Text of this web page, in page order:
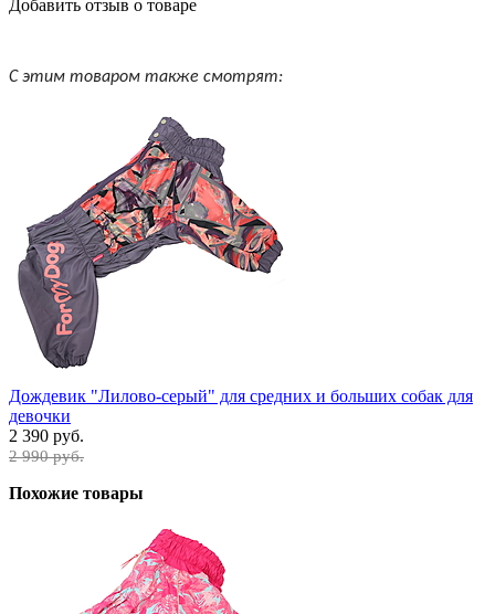
Добавить отзыв о товаре
С этим товаром также смотрят:
Дождевик "Лилово-серый" для средних и больших собак для
девочки
2 390 руб.
2 990 руб.
Похожие товары